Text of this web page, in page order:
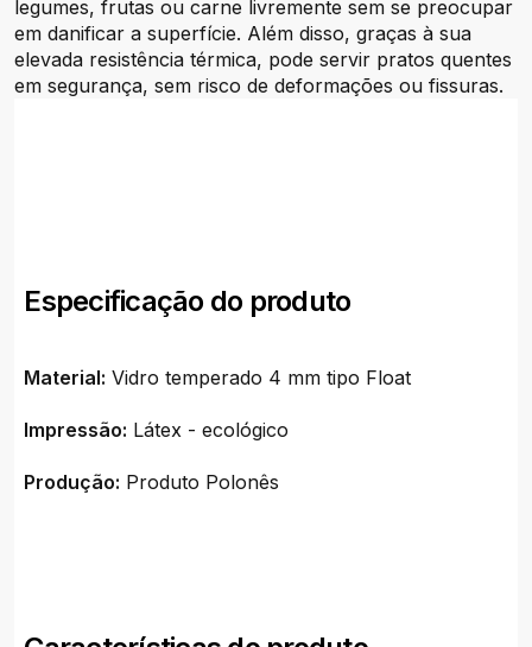
legumes, frutas ou carne livremente sem se preocupar
em danificar a superfície. Além disso, graças à sua
elevada resistência térmica, pode servir pratos quentes
em segurança, sem risco de deformações ou fissuras.
Especificação do produto
Material: Vidro temperado 4 mm tipo Float
Impressão: Látex - ecológico
Produção: Produto Polonês